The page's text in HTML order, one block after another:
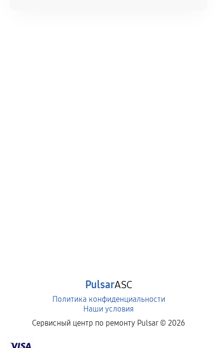
PulsarASC
Политика конфиденциальности
Наши условия
Сервисный центр по ремонту Pulsar © 2026